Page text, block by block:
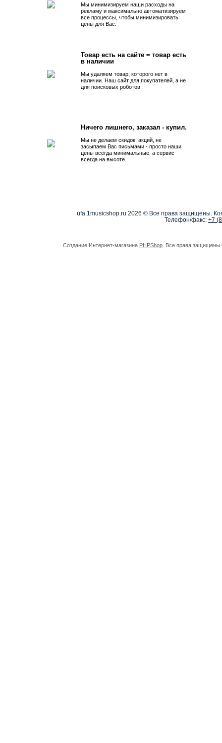
Мы минимизируем наши расходы на
рекламу и максимально автоматизируем
все процессы, чтобы минимизировать
цены для Вас.
Товар есть на сайте = товар есть
в наличии
Мы удаляем товар, которого нет в
наличии. Наш сайт для покупателей, а не
для поисковых роботов.
Ничего лишнего, заказал - купил.
Мы не делаем скидок, акций, не
засыпаем Вас письмами - просто наши
цены всегда минимальные, а сервис
всегда на высоте.
ufa.1musicshop.ru 2026 © Все права защищены.
Телефон/факс: +7
Создание Интернет-магазина PHPShop . Все права защищены